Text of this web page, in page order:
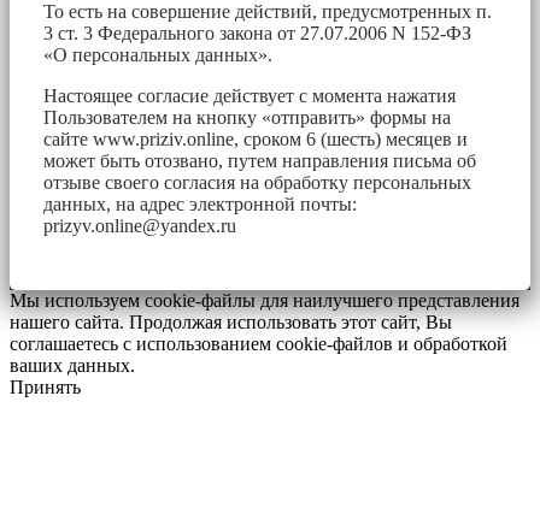
То есть на совершение действий, предусмотренных п.
3 ст. 3 Федерального закона от 27.07.2006 N 152-ФЗ
«О персональных данных».
Настоящее согласие действует с момента нажатия
Пользователем на кнопку «отправить» формы на
сайте www.priziv.online, сроком 6 (шесть) месяцев и
может быть отозвано, путем направления письма об
отзыве своего согласия на обработку персональных
данных, на адрес электронной почты:
prizyv.online@yandex.ru
Мы используем cookie-файлы для наилучшего представления
нашего сайта. Продолжая использовать этот сайт, Вы
соглашаетесь с использованием cookie-файлов и обработкой
ваших данных.
Принять